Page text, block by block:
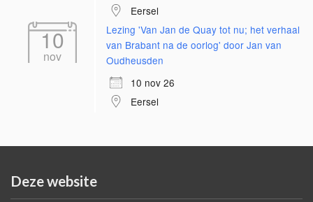
Eersel
10
nov
Lezing 'Van Jan de Quay tot nu; het verhaal
van Brabant na de oorlog' door Jan van
Oudheusden
10 nov 26
Eersel
Deze website